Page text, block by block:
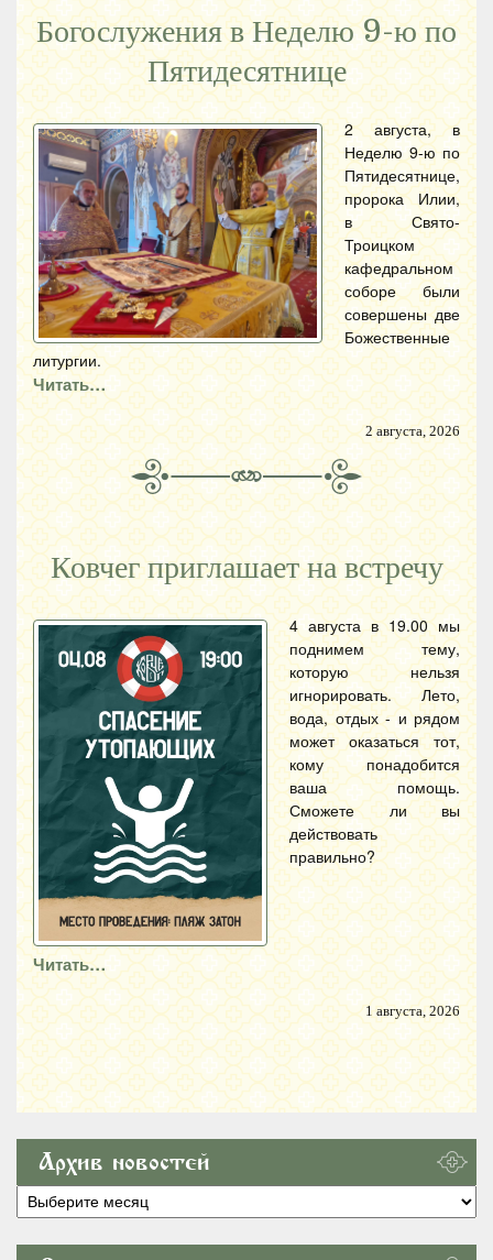
Богослужения в Неделю 9-ю по
Пятидесятнице
2 августа, в
Неделю 9-ю по
Пятидесятнице,
пророка Илии,
в Свято-
Троицком
кафедральном
соборе были
совершены две
Божественные
литургии.
Читать…
2 августа, 2026
Ковчег приглашает на встречу
4 августа в 19.00 мы
поднимем тему,
которую нельзя
игнорировать. Лето,
вода, отдых - и рядом
может оказаться тот,
кому понадобится
ваша помощь.
Сможете ли вы
действовать
правильно?
Читать…
1 августа, 2026
Архив новостей
Архив
новостей